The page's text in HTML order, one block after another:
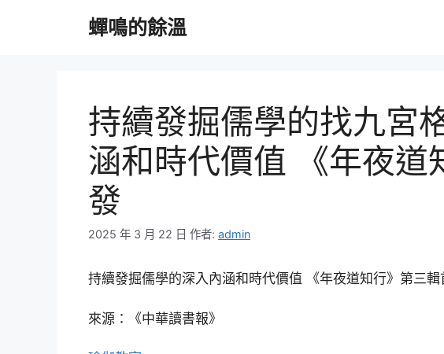
蟬鳴的餘溫
持續發掘儒學的找九宮
涵和時代價值 《年夜道
發
2025 年 3 月 22 日 作者: admin
持續發掘儒學的深入內涵和時代價值 《年夜道知行》第三輯
來源：《中華讀書報》